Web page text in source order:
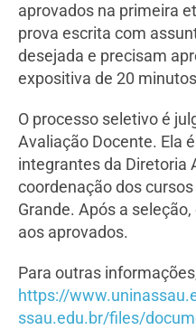
aprovados na primeira
prova escrita com
desejada e precisam
expositiva de 20
O processo seletivo é
Avaliação Docente. Ela
integrantes da Diretoria
coordenação dos
Grande. Após a
aos aprovados.
Para outras
https://
ssau.edu.br/files/